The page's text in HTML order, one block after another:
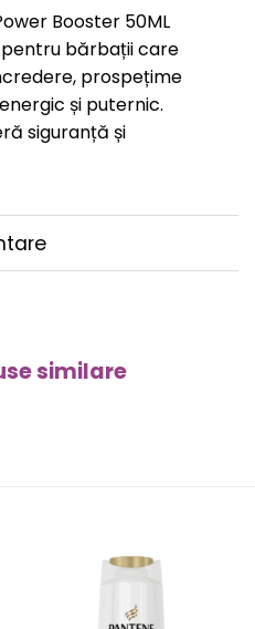
Booster 50ML
bărbații care
prospețime
și puternic.
siguranță și
similare